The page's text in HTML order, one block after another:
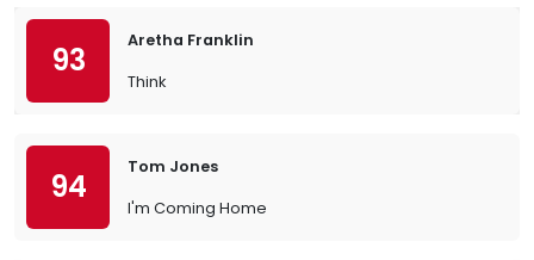
93
Aretha Franklin
Think
94
Tom Jones
I'm Coming Home